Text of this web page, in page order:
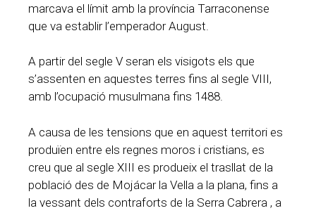
marcava el límit amb la província Tarraconense
que va establir l’emperador August.
A partir del segle V seran els visigots els que
s’assenten en aquestes terres fins al segle VIII,
amb l’ocupació musulmana fins 1488.
A causa de les tensions que en aquest territori es
produïen entre els regnes moros i cristians, es
creu que al segle XIII es produeix el trasllat de la
població des de Mojácar la Vella a la plana, fins a
la vessant dels contraforts de la Serra Cabrera , a